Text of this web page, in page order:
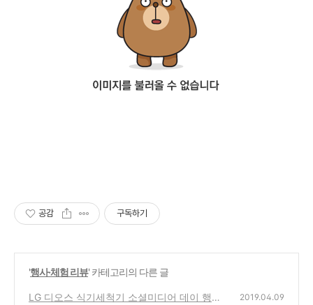
공감 구독하기
'행사·체험 리뷰' 카테고리의 다른 글
LG 디오스 식기세척기 소셜미디어 데이 행사
2019.04.09